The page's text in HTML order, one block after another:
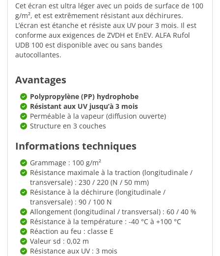
Cet écran est ultra léger avec un poids de surface de 100
g/m², et est extrêmement résistant aux déchirures.
L’écran est étanche et résiste aux UV pour 3 mois. Il est
conforme aux exigences de ZVDH et EnEV. ALFA Rufol
UDB 100 est disponible avec ou sans bandes
autocollantes.
Avantages
Polypropylène (PP) hydrophobe
Résistant aux UV jusqu’à 3 mois
Perméable à la vapeur (diffusion ouverte)
Structure en 3 couches
Informations techniques
Grammage : 100 g/m²
Résistance maximale à la traction (longitudinale /
transversale) : 230 / 220 (N / 50 mm)
Résistance à la déchirure (longitudinale /
transversale) : 90 / 100 N
Allongement (longitudinal / transversal) : 60 / 40 %
Résistance à la température : -40 °C à +100 °C
Réaction au feu : classe E
Valeur sd : 0,02 m
Résistance aux UV : 3 mois